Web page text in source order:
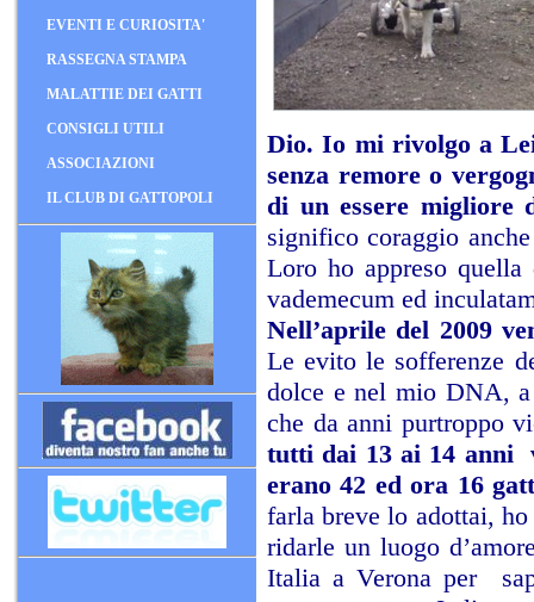
EVENTI E CURIOSITA'
RASSEGNA STAMPA
MALATTIE DEI GATTI
CONSIGLI UTILI
ASSOCIAZIONI
IL CLUB DI GATTOPOLI
Dio. Io mi rivolgo a
senza remore o
di un essere
significo coraggio
Loro ho appreso
vademecum ed
Nell’aprile del 2009
Le evito le sofferenze
dolce e nel mio DNA,
che da anni purtroppo
tutti dai 13 ai 14 anni
erano 42 ed ora 16
farla breve lo adottai,
ridarle un luogo
Italia a Verona per